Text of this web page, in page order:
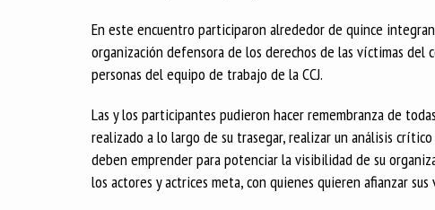
En este encuentro participaron alrededor de quince
organización defensora de los derechos de las víctimas del
personas del equipo de trabajo de la CCJ.
Las y los participantes pudieron hacer remembranza de
realizado a lo largo de su trasegar, realizar un análisis
deben emprender para potenciar la visibilidad de su
los actores y actrices meta, con quienes quieren afianzar sus